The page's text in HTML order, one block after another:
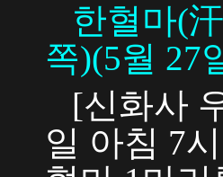
한혈마(
쪽)(5월 27
[신화사
일 아침 7